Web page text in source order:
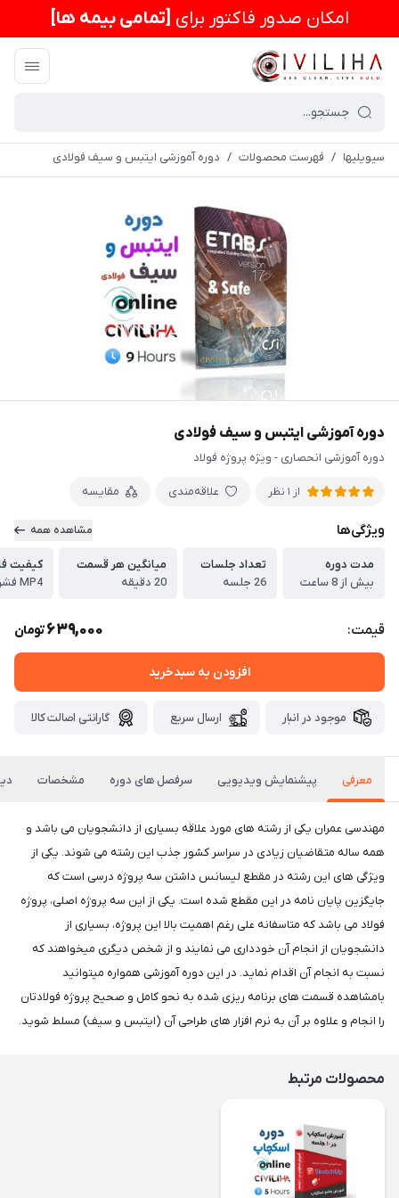
امكان صدور فاکتور برای [تمامی بیمه ها]
سیویلیها / فهرست محصولات / دوره آموزشی ایتبس و سیف فولادی
دوره آموزشی ایتبس و سیف فولادی
دوره آموزشی انحصاری - ویژه پروژه فولاد
از 1 نظر علاقه‌مندی مقایسه
ویژگی‌ها مشاهده همه
مدت دوره
بیش از 8 ساعت
تعداد جلسات
26 جلسه
میانگین هر قسمت
20 دقیقه
کیفیت
MP4 فشرده شده
قیمت: 639,000تومان
افزودن به سبدخرید
موجود در انبار ارسال سریع گارانتی اصالت کالا
معرفی پیشنمایش ویدیویی سرفصل های دوره مشخصات
مهندسی عمران یکی از رشته های مورد علاقه بسیاری از دانشجویان می باشد و
همه ساله متقاضیان زیادی در سراسر کشور جذب این رشته می شوند. یکی از
ویژگی های این رشته در مقطع لیسانس داشتن سه پروژه درسی است که
جایگزین پایان نامه در این مقطع شده است. یکی از این سه پروژه اصلی، پروژه
فولاد می باشد که متاسفانه علی رغم اهمیت بالا این پروژه، بسیاری از
دانشجویان از انجام آن خودداری می نمایند و از شخص دیگری میخواهند که
نسبت به انجام آن اقدام نماید. در این دوره آموزشی همواره میتوانید
بامشاهده قسمت های برنامه ریزی شده به نحو کامل و صحیح پروژه فولادتان
را انجام و علاوه بر آن به نرم افزار های طراحی آن (ایتبس و سیف) مسلط شوید.
محصولات مرتبط